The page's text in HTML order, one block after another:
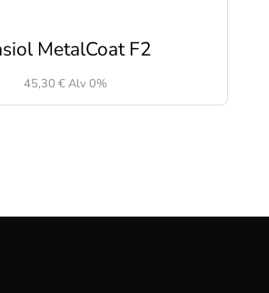
MetalCoat F2
45,30 €Alv 0%